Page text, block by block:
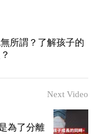
所謂？了解孩子的
Next Video
為了分離